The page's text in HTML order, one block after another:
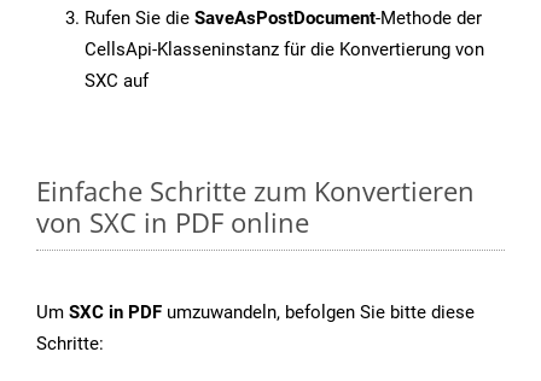
Rufen Sie die SaveAsPostDocument-Methode der
CellsApi-Klasseninstanz für die Konvertierung von
SXC auf
Einfache Schritte zum Konvertieren
von SXC in PDF online
Um SXC in PDF umzuwandeln, befolgen Sie bitte diese
Schritte: